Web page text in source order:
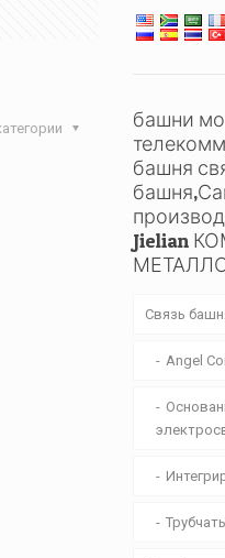
башни
башня
Jielian
Связь
Angel